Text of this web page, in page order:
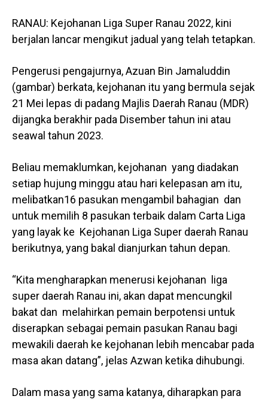
RANAU: Kejohanan Liga Super Ranau 2022, kini
berjalan lancar mengikut jadual yang telah tetapkan.
Pengerusi pengajurnya, Azuan Bin Jamaluddin
(gambar) berkata, kejohanan itu yang bermula sejak
21 Mei lepas di padang Majlis Daerah Ranau (MDR)
dijangka berakhir pada Disember tahun ini atau
seawal tahun 2023.
Beliau memaklumkan, kejohanan yang diadakan
setiap hujung minggu atau hari kelepasan am itu,
melibatkan16 pasukan mengambil bahagian dan
untuk memilih 8 pasukan terbaik dalam Carta Liga
yang layak ke Kejohanan Liga Super daerah Ranau
berikutnya, yang bakal dianjurkan tahun depan.
“Kita mengharapkan menerusi kejohanan liga
super daerah Ranau ini, akan dapat mencungkil
bakat dan melahirkan pemain berpotensi untuk
diserapkan sebagai pemain pasukan Ranau bagi
mewakili daerah ke kejohanan lebih mencabar pada
masa akan datang”, jelas Azwan ketika dihubungi.
Dalam masa yang sama katanya, diharapkan para